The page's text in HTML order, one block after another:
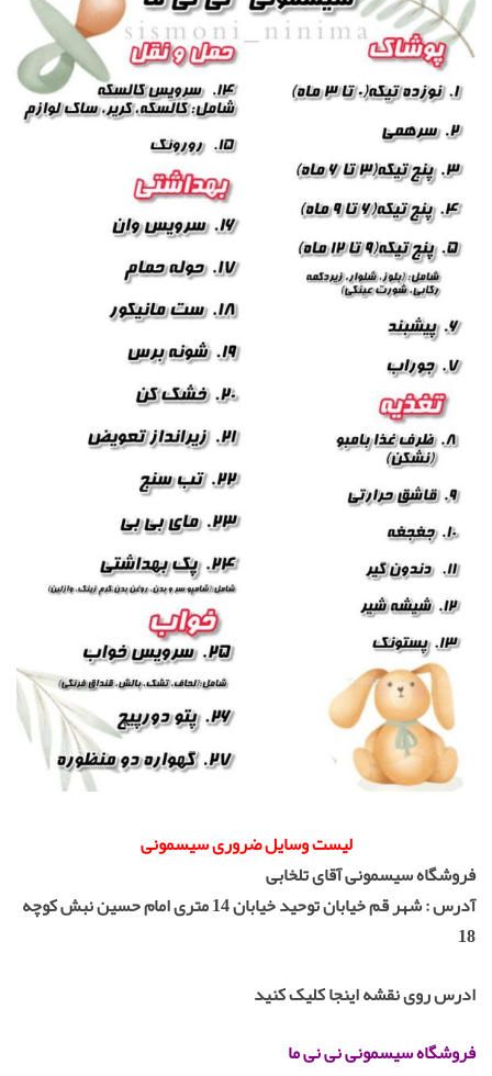
لیست وسایل ضروری سیسمونی
فروشگاه سیسمونی آقای تلخابی
آدرس : شهر قم خیابان توحید خیابان 14 متری امام حسین نبش کوچه
18
ادرس روی نقشه اینجا کلیک کنید
فروشگاه سیسمونی نی نی ما